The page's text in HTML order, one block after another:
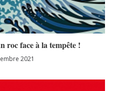
roc face à la tempête !
2021